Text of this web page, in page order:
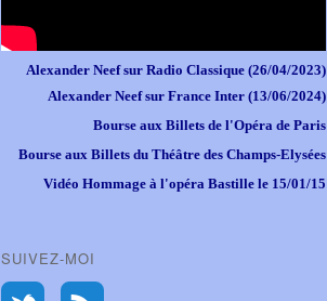
Alexander Neef sur Radio Classique (26/04/2023)
Alexander Neef sur France Inter (13/06/2024)
Bourse aux Billets de l'Opéra de Paris
Bourse aux Billets du Théâtre des Champs-Elysées
Vidéo Hommage à l'opéra Bastille le 15/01/15
SUIVEZ-MOI